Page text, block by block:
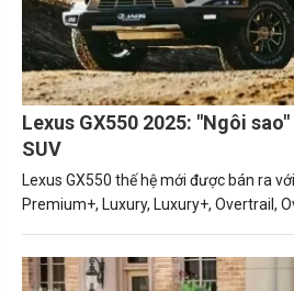
Lexus GX550 2025: "Ngôi
SUV
Lexus GX550 thế hệ mới được bán ra
Premium+, Luxury, Luxury+, Overtrail,